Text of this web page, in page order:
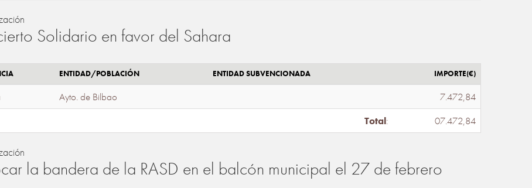
Solidario en favor del Sahara
ENTIDAD/POBLACIÓN ENTIDAD SUBVENCIONADA IMPORTE(€)
Ayto. de Bilbao
7.472,84
Total: 07.472,84
la bandera de la RASD en el balcón municipal el 27 de febrero